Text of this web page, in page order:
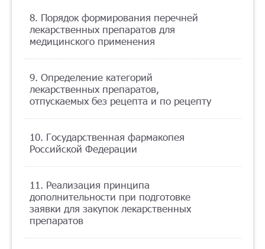
8. Порядок формирования перечней
лекарственных препаратов для
медицинского применения
9. Определение категорий
лекарственных препаратов,
отпускаемых без рецепта и по рецепту
10. Государственная фармакопея
Российской Федерации
11. Реализация принципа
дополнительности при подготовке
заявки для закупок лекарственных
препаратов